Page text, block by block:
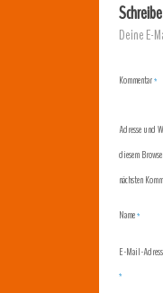
Deine E-
Kommentar*
Name*
E-Mail-
*
Adresse und
diesem
nächsten